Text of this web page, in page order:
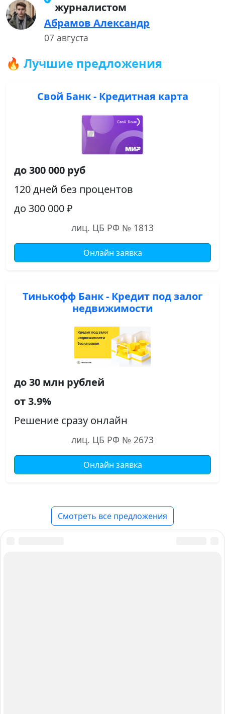
журналистом
Абрамов Александр
07 августа
🔥 Лучшие предложения
Свой Банк - Кредитная карта
до 300 000 руб
120 дней без процентов
до 300 000 ₽
лиц. ЦБ РФ № 1813
Онлайн заявка
Тинькофф Банк - Кредит под залог
недвижимости
до 30 млн рублей
от 3.9%
Решение сразу онлайн
лиц. ЦБ РФ № 2673
Онлайн заявка
Смотреть все предложения